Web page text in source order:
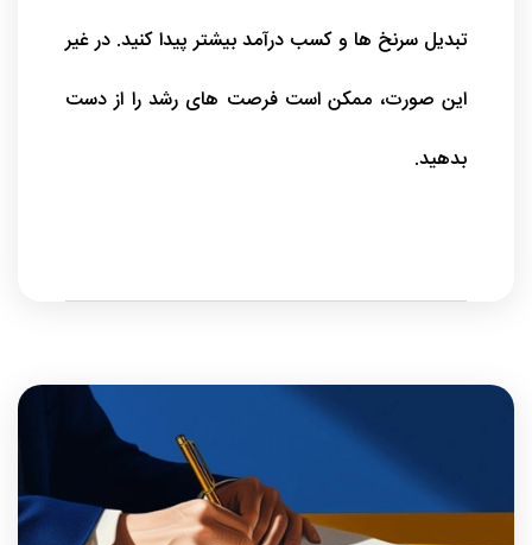
تبدیل سرنخ ها و کسب درآمد بیشتر پیدا کنید. در غیر
این صورت، ممکن است فرصت های رشد را از دست
بدهید.